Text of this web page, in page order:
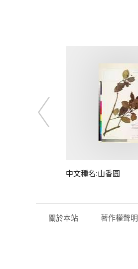
中文種名:山香圓
關於本站 著作權聲明